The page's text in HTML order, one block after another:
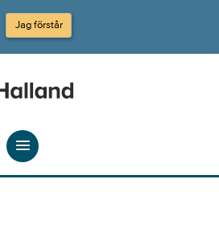
Jag förstår